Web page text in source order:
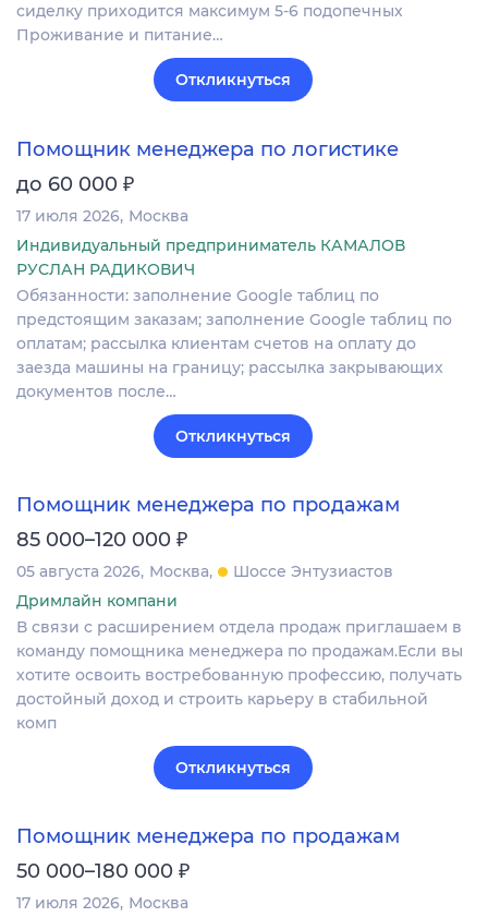
сиделку приходится максимум 5-6 подопечных
Проживание и питание…
Откликнуться
Помощник менеджера по логистике
до 60 000 ₽
17 июля 2026 Москва
Индивидуальный предприниматель КАМАЛОВ
РУСЛАН РАДИКОВИЧ
Обязанности: заполнение Google таблиц по
предстоящим заказам; заполнение Google таблиц по
оплатам; рассылка клиентам счетов на оплату до
заезда машины на границу; рассылка закрывающих
документов после…
Откликнуться
Помощник менеджера по продажам
85 000–120 000 ₽
05 августа 2026 Москва
Шоссе Энтузиастов
Дримлайн компани
В связи с расширением отдела продаж приглашаем в
команду помощника менеджера по продажам.Если вы
хотите освоить востребованную профессию, получать
достойный доход и строить карьеру в стабильной
комп
Откликнуться
Помощник менеджера по продажам
50 000–180 000 ₽
17 июля 2026 Москва